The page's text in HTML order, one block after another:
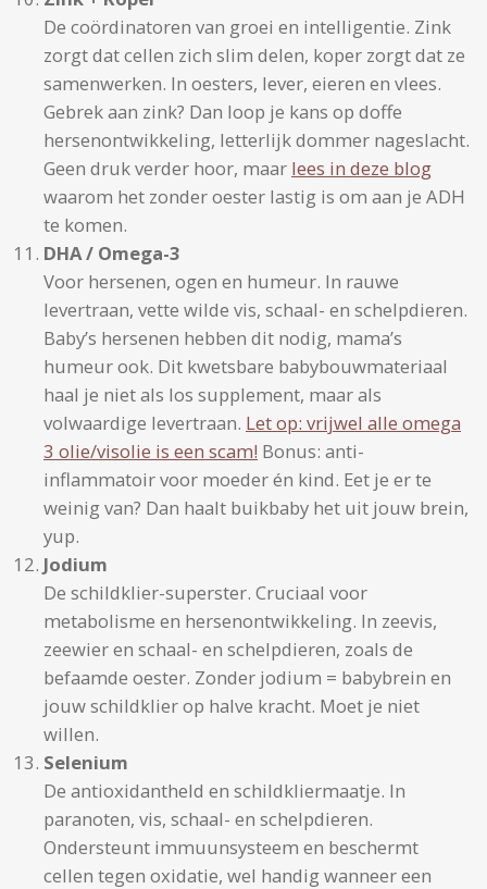
De coördinatoren van groei en intelligentie. Zink
zorgt dat cellen zich slim delen, koper zorgt dat ze
samenwerken. In oesters, lever, eieren en vlees.
Gebrek aan zink? Dan loop je kans op doffe
hersenontwikkeling, letterlijk dommer nageslacht.
Geen druk verder hoor, maar lees in deze blog
waarom het zonder oester lastig is om aan je ADH
te komen.
DHA / Omega-3
Voor hersenen, ogen en humeur. In rauwe
levertraan, vette wilde vis, schaal- en schelpdieren.
Baby’s hersenen hebben dit nodig, mama’s
humeur ook. Dit kwetsbare babybouwmateriaal
haal je niet als los supplement, maar als
volwaardige levertraan. Let op: vrijwel alle omega
3 olie/visolie is een scam! Bonus: anti-
inflammatoir voor moeder én kind. Eet je er te
weinig van? Dan haalt buikbaby het uit jouw brein,
yup.
Jodium
De schildklier-superster. Cruciaal voor
metabolisme en hersenontwikkeling. In zeevis,
zeewier en schaal- en schelpdieren, zoals de
befaamde oester. Zonder jodium = babybrein en
jouw schildklier op halve kracht. Moet je niet
willen.
Selenium
De antioxidantheld en schildkliermaatje. In
paranoten, vis, schaal- en schelpdieren.
Ondersteunt immuunsysteem en beschermt
cellen tegen oxidatie, wel handig wanneer een